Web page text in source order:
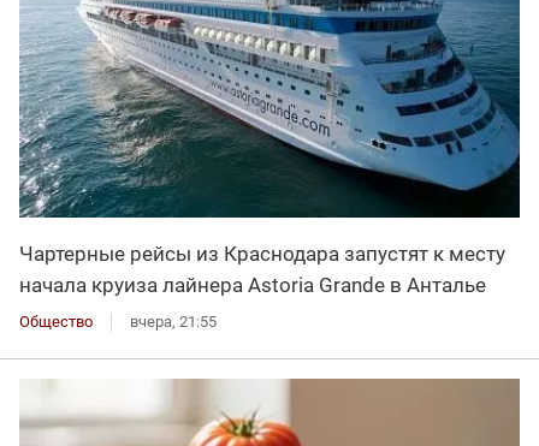
Чартерные рейсы из Краснодара запустят к месту
начала круиза лайнера Astoria Grande в Анталье
Общество вчера, 21:55